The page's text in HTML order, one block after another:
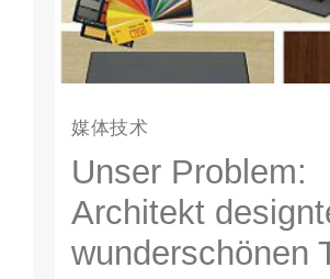
媒体技术
Unser Problem:
Architekt
wunderschönen